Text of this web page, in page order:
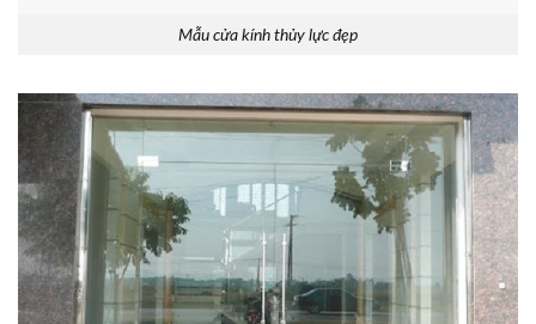
Mẫu cửa kính thủy lực đẹp